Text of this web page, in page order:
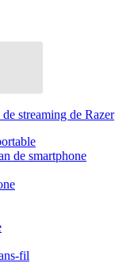
streaming de Razer
de smartphone
fil